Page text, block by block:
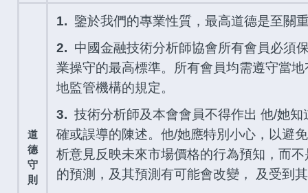
道
德
守
則
1. 鑒於我們的專業性質，最高道德是至關
2. 中國金融技術分析師協會所有會員必須
業操守的最高標準。所有會員均需遵守當
地監管機構的規定。
3. 技術分析師及本會會員不得作出 他/她
確或誤導的陳述。他/她應特別小心，以避
析意見反映未來市場價格的行為預知，而
的預測，及其預測有可能會改變， 及受到